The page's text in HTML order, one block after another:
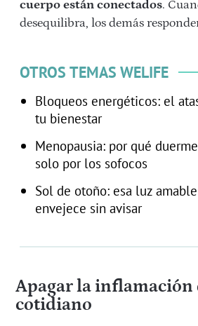
cuerpo están conectados.
desequilibra, los demás
OTROS TEMAS WELIFE
Bloqueos energéticos: el
tu bienestar
Menopausia: por qué
solo por los sofocos
Sol de otoño: esa luz
envejece sin avisar
Apagar la inflamación
cotidiano